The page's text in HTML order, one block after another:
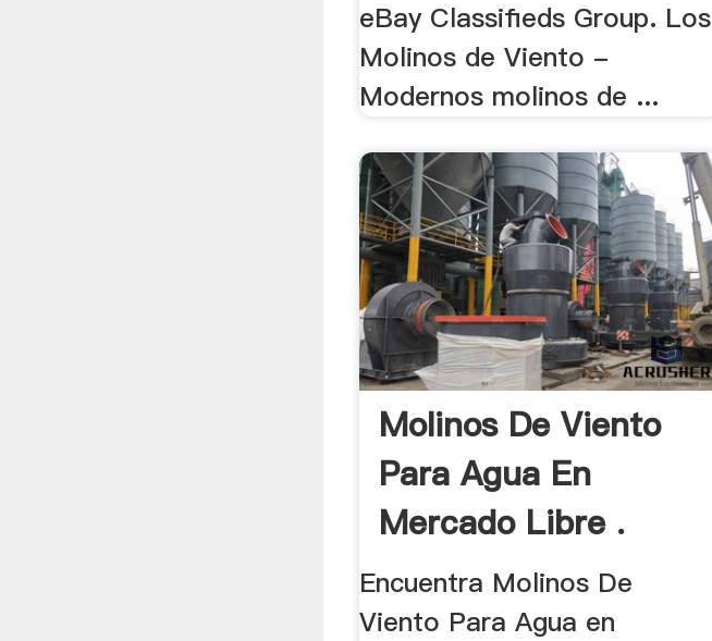
eBay Classifieds Group. Los
Molinos de Viento -
Modernos molinos de ...
Molinos De Viento
Para Agua En
Mercado Libre .
Encuentra Molinos De
Viento Para Agua en